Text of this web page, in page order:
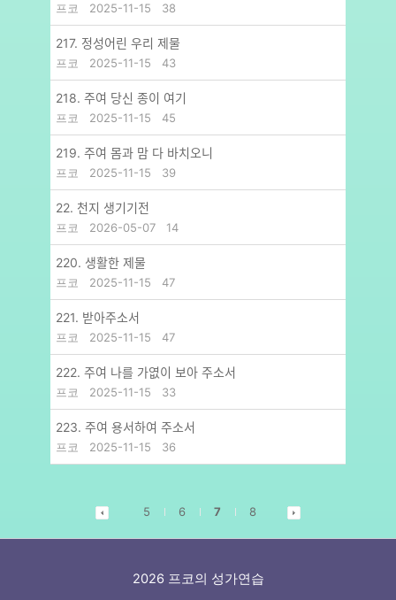
프코 2025-11-15 38
217. 정성어린 우리 제물
프코 2025-11-15 43
218. 주여 당신 종이 여기
프코 2025-11-15 45
219. 주여 몸과 맘 다 바치오니
프코 2025-11-15 39
22. 천지 생기기전
프코 2026-05-07 14
220. 생활한 제물
프코 2025-11-15 47
221. 받아주소서
프코 2025-11-15 47
222. 주여 나를 가엾이 보아 주소서
프코 2025-11-15 33
223. 주여 용서하여 주소서
프코 2025-11-15 36
5 6 7 8
2026 프코의 성가연습